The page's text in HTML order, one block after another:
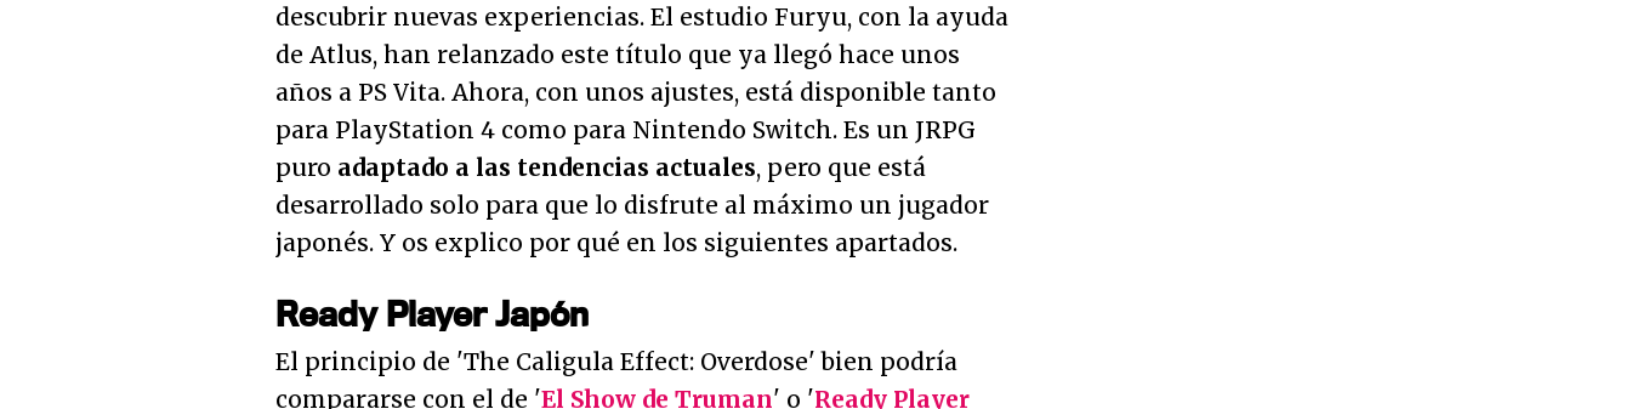
descubrir nuevas experiencias. El estudio Furyu, con la ayuda
de Atlus, han relanzado este título que ya llegó hace unos
años a PS Vita. Ahora, con unos ajustes, está disponible tanto
para PlayStation 4 como para Nintendo Switch. Es un JRPG
puro adaptado a las tendencias actuales, pero que está
desarrollado solo para que lo disfrute al máximo un jugador
japonés. Y os explico por qué en los siguientes apartados.
Ready Player Japón
El principio de 'The Caligula Effect: Overdose' bien podría
compararse con el de 'El Show de Truman' o 'Ready Player